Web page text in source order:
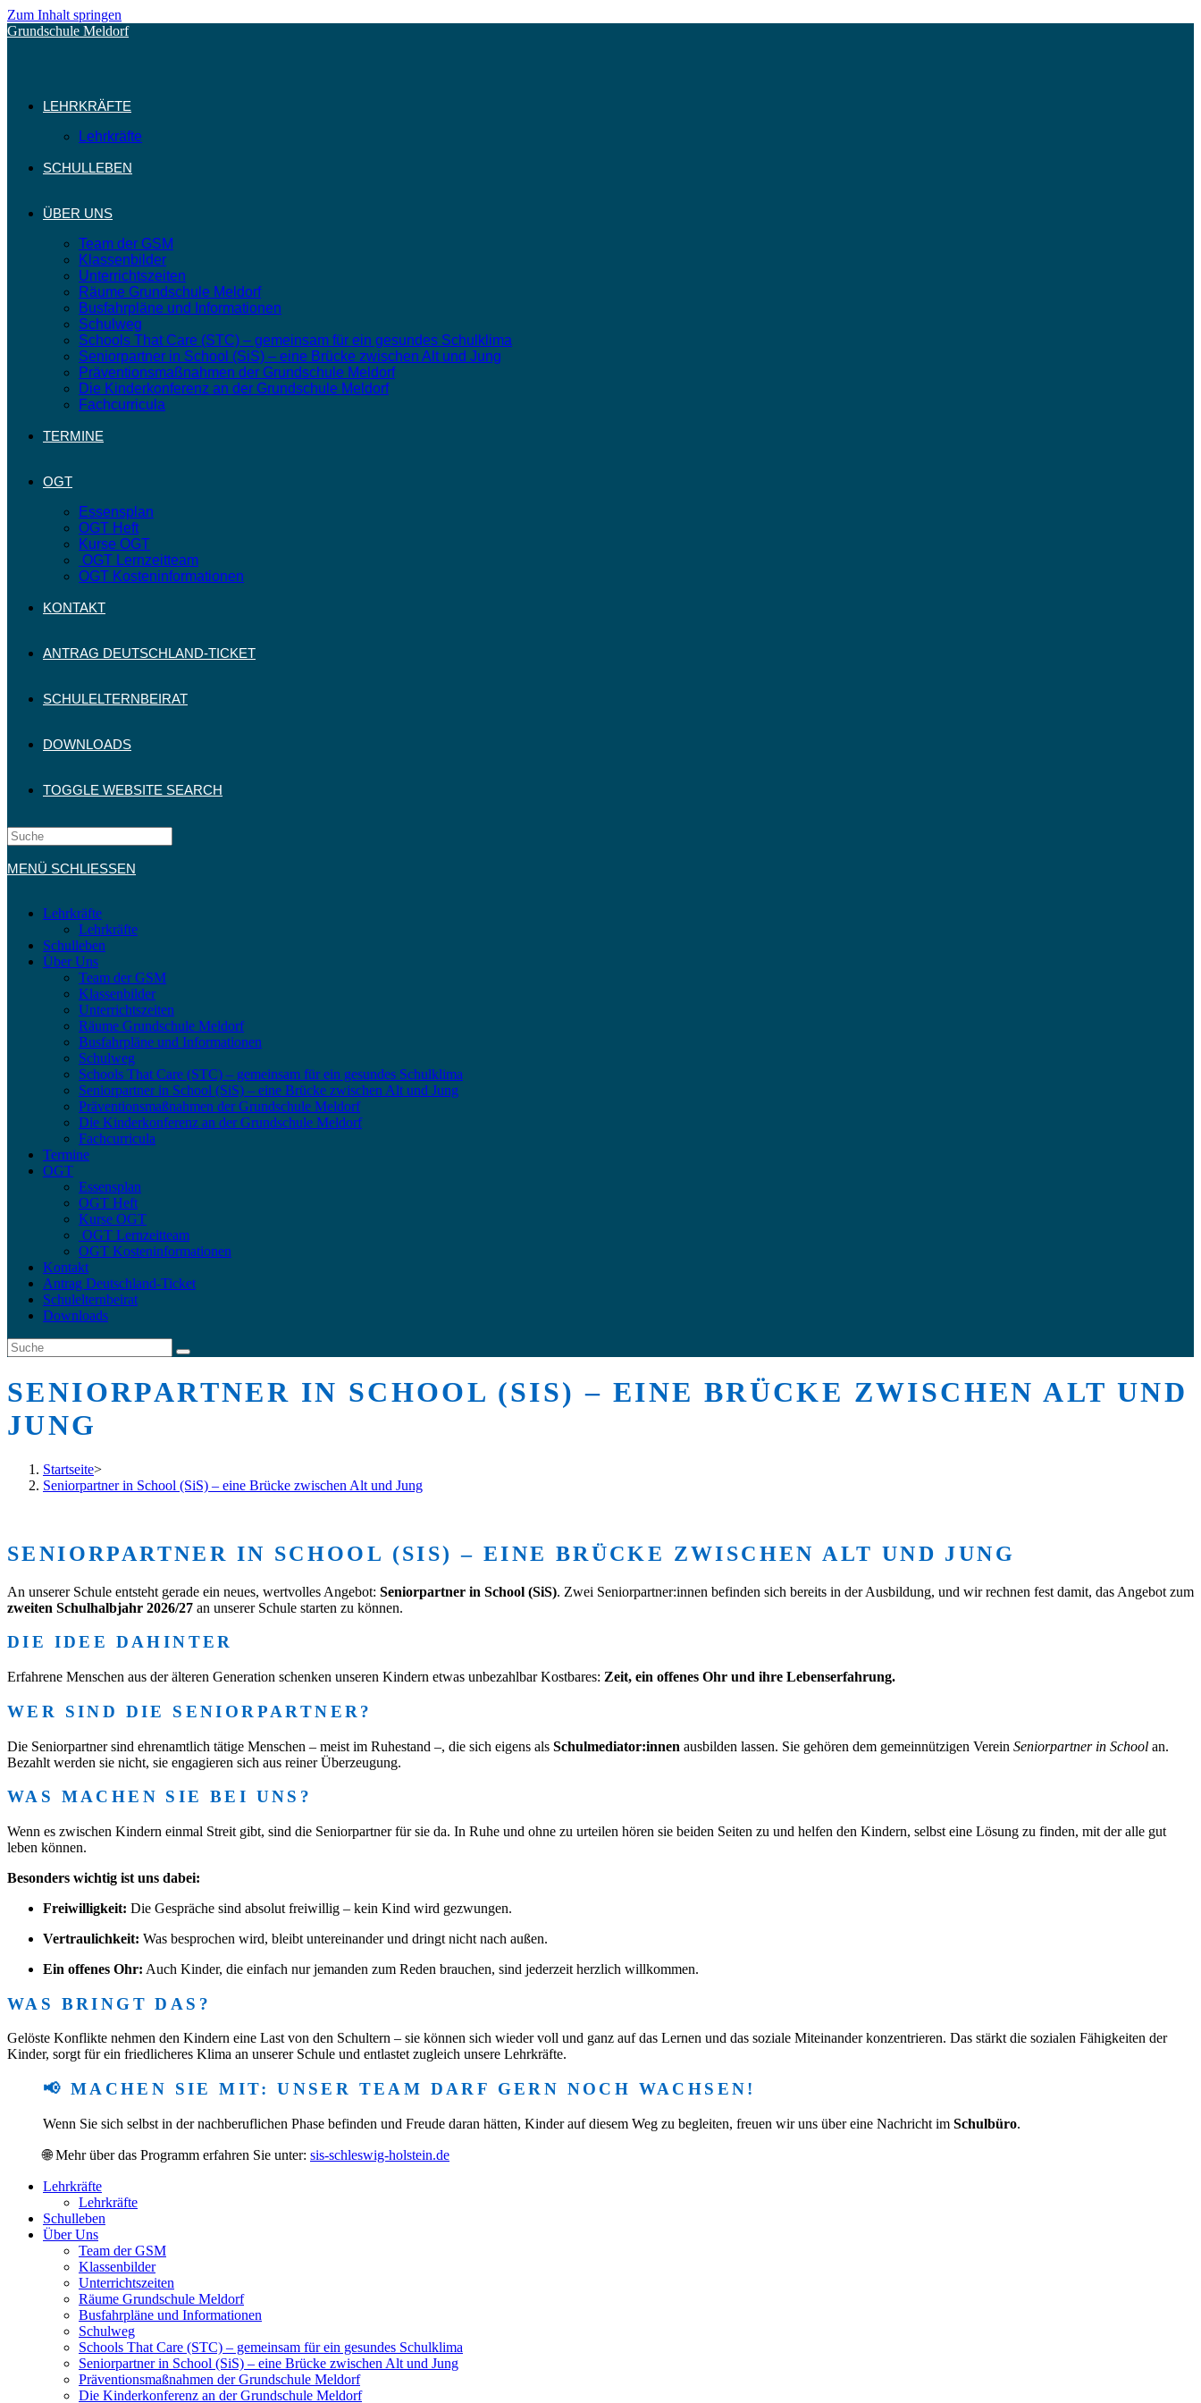
Zum Inhalt springen
Grundschule Meldorf
LEHRKRÄFTE
Lehrkräfte
SCHULLEBEN
ÜBER UNS
Team der GSM
Klassenbilder
Unterrichtszeiten
Räume Grundschule Meldorf
Busfahrpläne und Informationen
Schulweg
Schools That Care (STC) – gemeinsam für ein gesundes Schulklima
Seniorpartner in School (SiS) – eine Brücke zwischen Alt und Jung
Präventionsmaßnahmen der Grundschule Meldorf
Die Kinderkonferenz an der Grundschule Meldorf
Fachcurricula
TERMINE
OGT
Essensplan
OGT Heft
Kurse OGT
OGT Lernzeitteam
OGT Kosteninformationen
KONTAKT
ANTRAG DEUTSCHLAND-TICKET
SCHULELTERNBEIRAT
DOWNLOADS
TOGGLE WEBSITE SEARCH
MENÜ SCHLIESSEN
Lehrkräfte
Lehrkräfte
Schulleben
Über Uns
Team der GSM
Klassenbilder
Unterrichtszeiten
Räume Grundschule Meldorf
Busfahrpläne und Informationen
Schulweg
Schools That Care (STC) – gemeinsam für ein gesundes Schulklima
Seniorpartner in School (SiS) – eine Brücke zwischen Alt und Jung
Präventionsmaßnahmen der Grundschule Meldorf
Die Kinderkonferenz an der Grundschule Meldorf
Fachcurricula
Termine
OGT
Essensplan
OGT Heft
Kurse OGT
OGT Lernzeitteam
OGT Kosteninformationen
Kontakt
Antrag Deutschland-Ticket
Schulelternbeirat
Downloads
SENIORPARTNER IN SCHOOL (SIS) – EINE BRÜCKE ZWISCHEN ALT UND
JUNG
Startseite>
Seniorpartner in School (SiS) – eine Brücke zwischen Alt und Jung
SENIORPARTNER IN SCHOOL (SIS) – EINE BRÜCKE ZWISCHEN ALT UND JUNG
An unserer Schule entsteht gerade ein neues, wertvolles Angebot: Seniorpartner in School (SiS). Zwei Seniorpartner:innen befinden sich bereits in der Ausbildung, und wir rechnen fest damit, das Angebot zum
zweiten Schulhalbjahr 2026/27 an unserer Schule starten zu können.
DIE IDEE DAHINTER
Erfahrene Menschen aus der älteren Generation schenken unseren Kindern etwas unbezahlbar Kostbares: Zeit, ein offenes Ohr und ihre Lebenserfahrung.
WER SIND DIE SENIORPARTNER?
Die Seniorpartner sind ehrenamtlich tätige Menschen – meist im Ruhestand –, die sich eigens als Schulmediator:innen ausbilden lassen. Sie gehören dem gemeinnützigen Verein Seniorpartner in School an.
Bezahlt werden sie nicht, sie engagieren sich aus reiner Überzeugung.
WAS MACHEN SIE BEI UNS?
Wenn es zwischen Kindern einmal Streit gibt, sind die Seniorpartner für sie da. In Ruhe und ohne zu urteilen hören sie beiden Seiten zu und helfen den Kindern, selbst eine Lösung zu finden, mit der alle gut
leben können.
Besonders wichtig ist uns dabei:
Freiwilligkeit: Die Gespräche sind absolut freiwillig – kein Kind wird gezwungen.
Vertraulichkeit: Was besprochen wird, bleibt untereinander und dringt nicht nach außen.
Ein offenes Ohr: Auch Kinder, die einfach nur jemanden zum Reden brauchen, sind jederzeit herzlich willkommen.
WAS BRINGT DAS?
Gelöste Konflikte nehmen den Kindern eine Last von den Schultern – sie können sich wieder voll und ganz auf das Lernen und das soziale Miteinander konzentrieren. Das stärkt die sozialen Fähigkeiten der
Kinder, sorgt für ein friedlicheres Klima an unserer Schule und entlastet zugleich unsere Lehrkräfte.
📢 MACHEN SIE MIT: UNSER TEAM DARF GERN NOCH WACHSEN!
Wenn Sie sich selbst in der nachberuflichen Phase befinden und Freude daran hätten, Kinder auf diesem Weg zu begleiten, freuen wir uns über eine Nachricht im Schulbüro.
🌐 Mehr über das Programm erfahren Sie unter: sis-schleswig-holstein.de
Lehrkräfte
Lehrkräfte
Schulleben
Über Uns
Team der GSM
Klassenbilder
Unterrichtszeiten
Räume Grundschule Meldorf
Busfahrpläne und Informationen
Schulweg
Schools That Care (STC) – gemeinsam für ein gesundes Schulklima
Seniorpartner in School (SiS) – eine Brücke zwischen Alt und Jung
Präventionsmaßnahmen der Grundschule Meldorf
Die Kinderkonferenz an der Grundschule Meldorf